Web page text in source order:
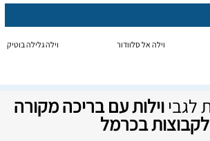
וילה אל סלוודור וילה גלילה בוטיק
לגביוילות עם בריכה מקורה
לקבוצות בכרמל